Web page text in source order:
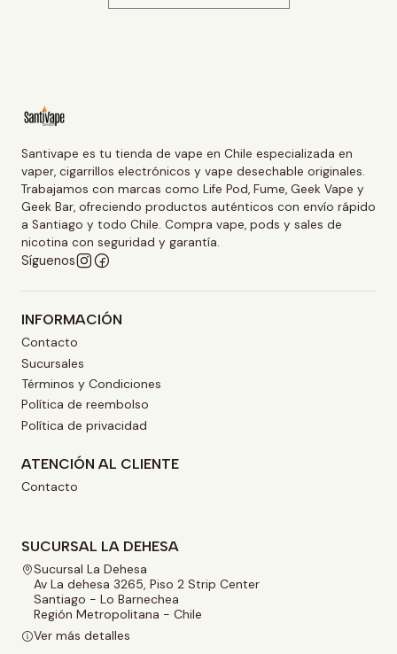
Santivape es tu tienda de vape en Chile especializada en
vaper, cigarrillos electrónicos y vape desechable originales.
Trabajamos con marcas como Life Pod, Fume, Geek Vape y
Geek Bar, ofreciendo productos auténticos con envío rápido
a Santiago y todo Chile. Compra vape, pods y sales de
nicotina con seguridad y garantía.
Síguenos
INFORMACIÓN
Contacto
Sucursales
Términos y Condiciones
Política de reembolso
Política de privacidad
ATENCIÓN AL CLIENTE
Contacto
SUCURSAL LA DEHESA
Sucursal La Dehesa
Av La dehesa 3265, Piso 2 Strip Center
Santiago - Lo Barnechea
Región Metropolitana - Chile
Ver más detalles